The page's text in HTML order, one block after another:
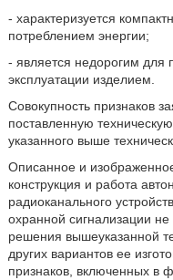
- характеризуется
потреблением энергии;
- является недорогим для
эксплуатации изделием.
Совокупность признаков
поставленную
указанного выше
Описанное и
конструкция и работа
радиоканального
охранной сигнализации
решения вышеуказанной
других вариантов ее
признаков, включенных в